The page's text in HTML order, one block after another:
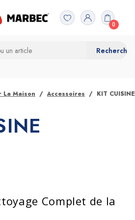
0
La Maison Accessoires KIT CUISINE
Complet de la